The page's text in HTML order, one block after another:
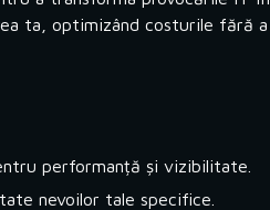
ta, optimizând costurile fără a
performanță și vizibilitate.
nevoilor tale specifice.